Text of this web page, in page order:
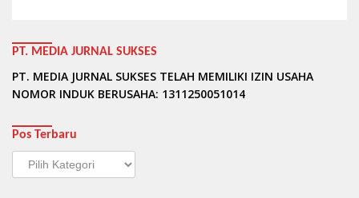
PT. MEDIA JURNAL SUKSES
PT. MEDIA JURNAL SUKSES TELAH MEMILIKI IZIN USAHA
NOMOR INDUK BERUSAHA: 1311250051014
Pos Terbaru
Pos
Terbaru